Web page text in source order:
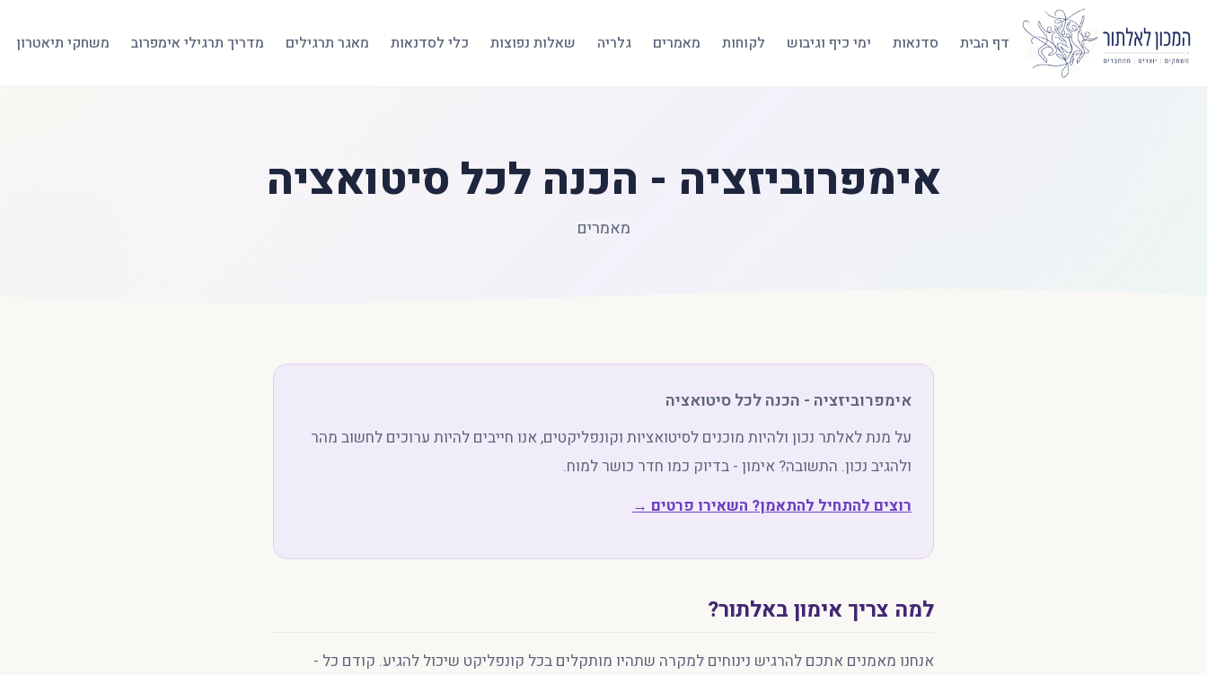
דף הבית סדנאות ימי כיף וגיבוש לקוחות מאמרים גלריה שאלות נפוצות כלי לסדנאות מאגר תרגילים מדריך תרגילי אימפרוב משחקי תיאטרון
אימפרוביזציה - הכנה לכל סיטואציה
מאמרים
אימפרוביזציה - הכנה לכל סיטואציה
על מנת לאלתר נכון ולהיות מוכנים לסיטואציות וקונפליקטים, אנו חייבים להיות ערוכים לחשוב מהר
ולהגיב נכון. התשובה? אימון - בדיוק כמו חדר כושר למוח.
רוצים להתחיל להתאמן? השאירו פרטים →
למה צריך אימון באלתור?
אנחנו מאמנים אתכם להרגיש נינוחים למקרה שתהיו מותקלים בכל קונפליקט שיכול להגיע. קודם כל -